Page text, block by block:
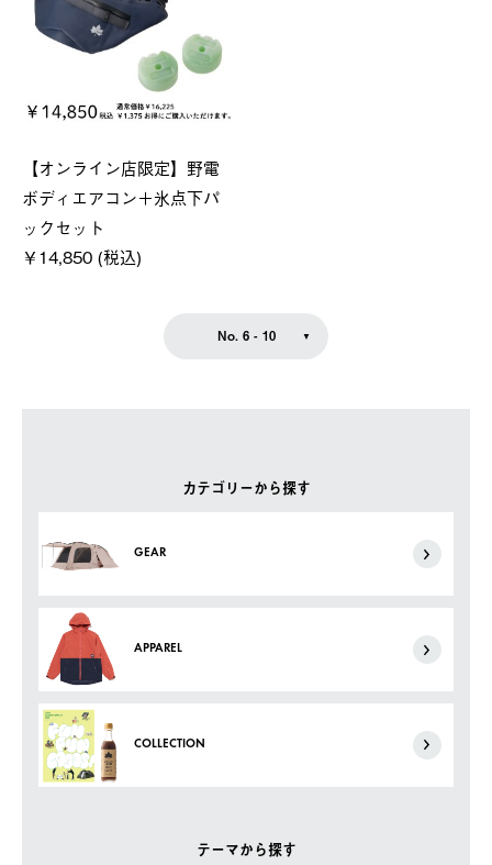
カテゴリーから探す
GEAR
APPAREL
COLLECTION
テーマから探す
【オンライン店限定】野電
ボディエアコン＋氷点下パ
ックセット
￥14,850 (税込)
No. 6 - 10